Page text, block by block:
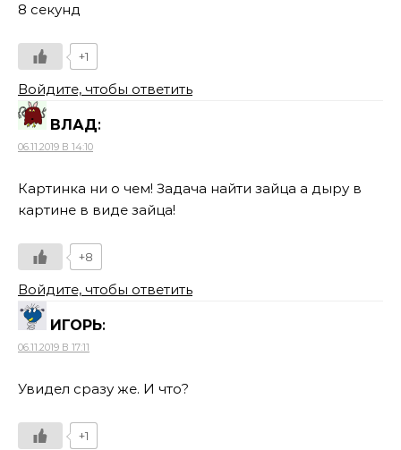
8 секунд
+1
Войдите, чтобы ответить
ВЛАД:
06.11.2019 В 14:10
Картинка ни о чем! Задача найти зайца а дыру в
картине в виде зайца!
+8
Войдите, чтобы ответить
ИГОРЬ:
06.11.2019 В 17:11
Увидел сразу же. И что?
+1